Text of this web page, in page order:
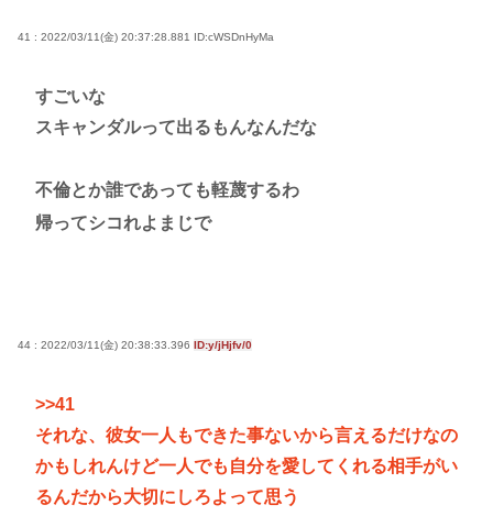
41 : 2022/03/11(金) 20:37:28.881 ID:cWSDnHyMa
すごいな
スキャンダルって出るもんなんだな
不倫とか誰であっても軽蔑するわ
帰ってシコれよまじで
44 : 2022/03/11(金) 20:38:33.396 ID:y/jHjfv/0
>>41
それな、彼女一人もできた事ないから言えるだけなの
かもしれんけど一人でも自分を愛してくれる相手がい
るんだから大切にしろよって思う